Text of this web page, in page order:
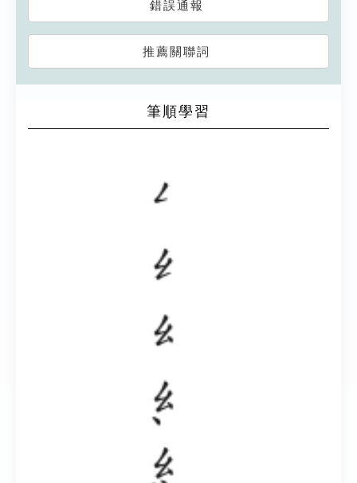
錯誤通報
推薦關聯詞
筆順學習